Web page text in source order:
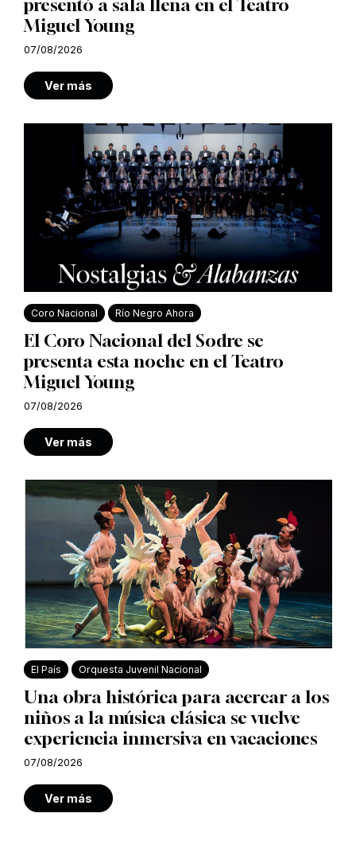
presentó a sala llena en el Teatro
Miguel Young
07/08/2026
Ver más
Coro Nacional Río Negro Ahora
El Coro Nacional del Sodre se
presenta esta noche en el Teatro
Miguel Young
07/08/2026
Ver más
El País Orquesta Juvenil Nacional
Una obra histórica para acercar a los
niños a la música clásica se vuelve
experiencia inmersiva en vacaciones
07/08/2026
Ver más